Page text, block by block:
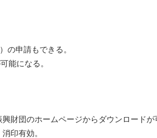
の申請もできる。
能になる。
興財団のホームページからダウンロードが
印有効。